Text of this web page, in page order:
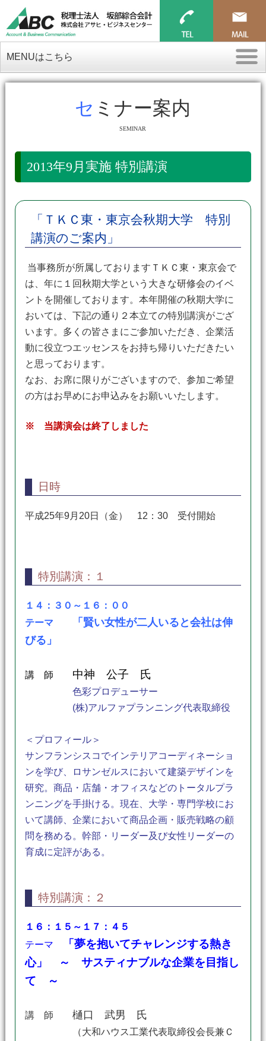
MENUはこちら
セミナー案内
SEMINAR
2013年9月実施 特別講演
「ＴＫＣ東・東京会秋期大学 特別
講演のご案内」
当事務所が所属しておりますＴＫＣ東・東京会で
は、年に１回秋期大学という大きな研修会のイベ
ントを開催しております。本年開催の秋期大学に
おいては、下記の通り２本立ての特別講演がござ
います。多くの皆さまにご参加いただき、企業活
動に役立つエッセンスをお持ち帰りいただきたい
と思っております。
なお、お席に限りがございますので、参加ご希望
の方はお早めにお申込みをお願いいたします。
※ 当講演会は終了しました
日時
平成25年9月20日（金） 12：30 受付開始
特別講演：１
１４：３０～１６：００
テーマ
「賢い女性が二人いると会社は伸
びる」
講 師 中神 公子 氏
色彩プロデューサー
(株)アルファプランニング代表取締役
＜プロフィール＞
サンフランシスコでインテリアコーディネーショ
ンを学び、ロサンゼルスにおいて建築デザインを
研究。商品・店舗・オフィスなどのトータルプラ
ンニングを手掛ける。現在、大学・専門学校にお
いて講師、企業において商品企画・販売戦略の顧
問を務める。幹部・リーダー及び女性リーダーの
育成に定評がある。
特別講演：２
１６：１５～１７：４５
テーマ
「夢を抱いてチャレンジする熱き
心」 ～ サスティナブルな企業を目指し
て ～
講 師 樋口 武男 氏
（大和ハウス工業代表取締役会長兼Ｃ